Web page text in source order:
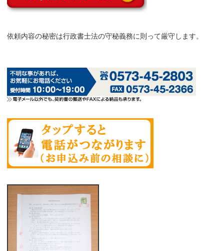
依頼内容の秘密は行政書士法の守秘義務に則って厳守します。